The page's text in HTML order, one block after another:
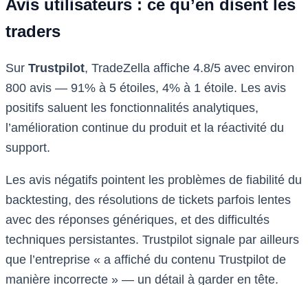
Avis utilisateurs : ce qu’en disent les
traders
Sur Trustpilot, TradeZella affiche 4.8/5 avec environ
800 avis — 91% à 5 étoiles, 4% à 1 étoile. Les avis
positifs saluent les fonctionnalités analytiques,
l’amélioration continue du produit et la réactivité du
support.
Les avis négatifs pointent les problèmes de fiabilité du
backtesting, des résolutions de tickets parfois lentes
avec des réponses génériques, et des difficultés
techniques persistantes. Trustpilot signale par ailleurs
que l’entreprise « a affiché du contenu Trustpilot de
manière incorrecte » — un détail à garder en tête.